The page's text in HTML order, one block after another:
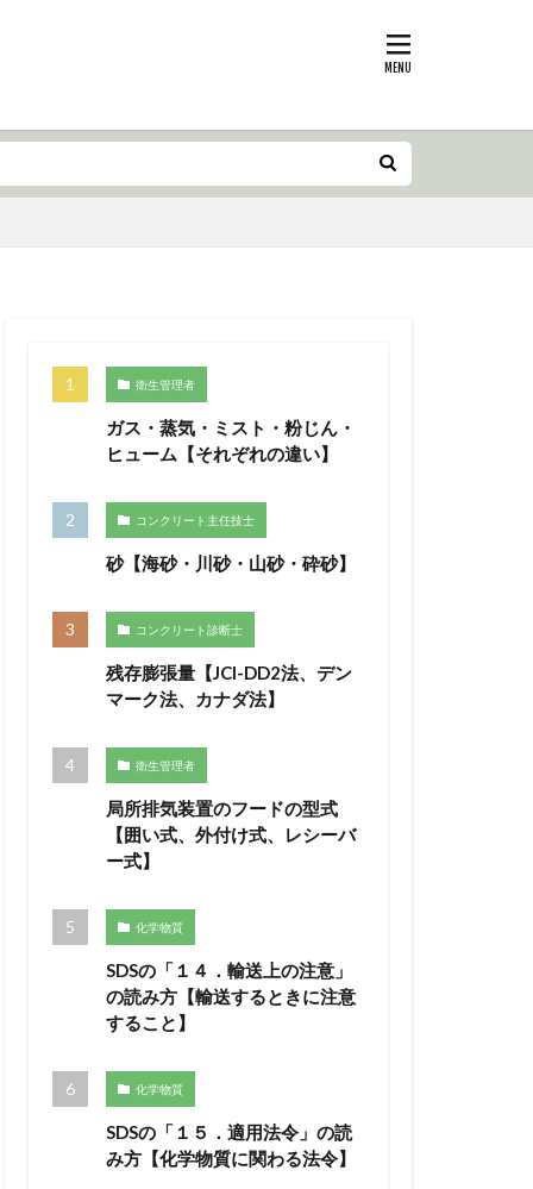
衛生管理者
ガス・蒸気・ミスト・粉じん・
ヒューム【それぞれの違い】
コンクリート主任技士
砂【海砂・川砂・山砂・砕砂】
コンクリート診断士
残存膨張量【JCI-DD2法、デン
マーク法、カナダ法】
衛生管理者
局所排気装置のフードの型式
【囲い式、外付け式、レシーバ
ー式】
化学物質
SDSの「１４．輸送上の注意」
の読み方【輸送するときに注意
すること】
化学物質
SDSの「１５．適用法令」の読
み方【化学物質に関わる法令】